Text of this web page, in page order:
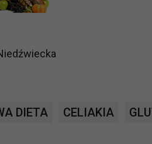
DIETA CELIAKIA
Jakie masz prawa w stosunku
szczegółowo tutaj.
Podstawą prawną przetwarzania